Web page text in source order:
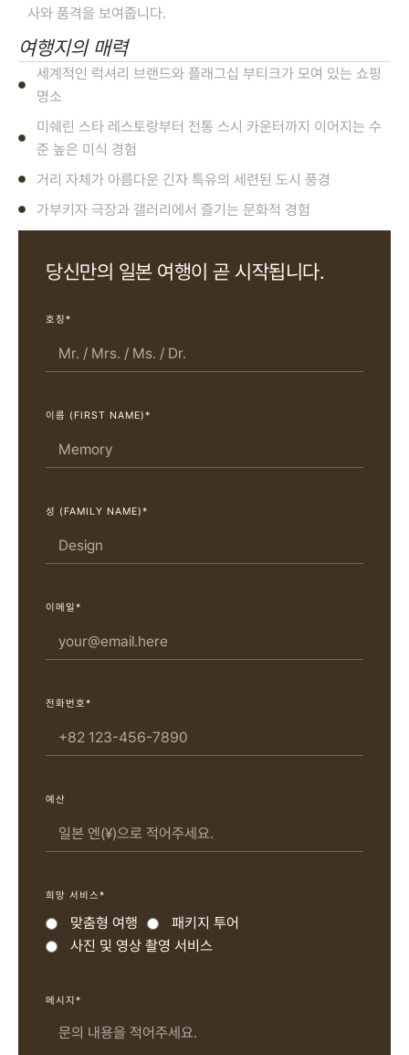
사와 품격을 보여줍니다.
여행지의 매력
세계적인 럭셔리 브랜드와 플래그십 부티크가 모여 있는 쇼핑
명소
미쉐린 스타 레스토랑부터 전통 스시 카운터까지 이어지는 수
준 높은 미식 경험
거리 자체가 아름다운 긴자 특유의 세련된 도시 풍경
가부키자 극장과 갤러리에서 즐기는 문화적 경험
당신만의 일본 여행이 곧 시작됩니다.
호칭*
이름 (FIRST NAME)*
성 (FAMILY NAME)*
이메일*
전화번호*
예산
희망 서비스*
맞춤형 여행
패키지 투어
사진 및 영상 촬영 서비스
메시지*